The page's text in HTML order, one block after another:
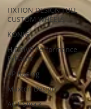
FIXTION DESIGN FULL
CUSTOM WHEELS
KONIG
H.DRIVE Performance
Exhaust
AP Racing
Maxton Design
AGT Shock